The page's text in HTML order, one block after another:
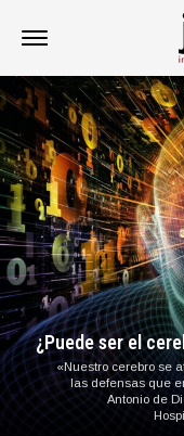
¿Puede ser el
«Nuestro cerebro se
las defensas que
Antonio de